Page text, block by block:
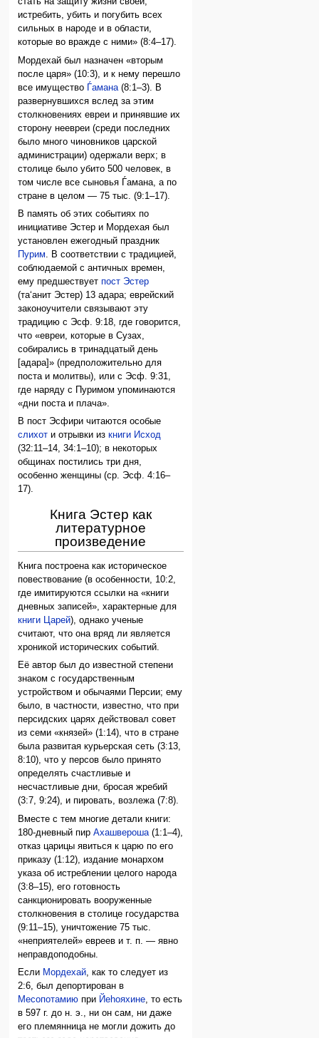
истребить, убить и погубить всех
сильных в народе и в области,
которые во вражде с ними» (8:4–17).
Мордехай был назначен «вторым
после царя» (10:3), и к нему перешло
все имущество Ѓамана (8:1–3). В
развернувшихся вслед за этим
столкновениях евреи и принявшие их
сторону неевреи (среди последних
было много чиновников царской
администрации) одержали верх; в
столице было убито 500 человек, в
том числе все сыновья Ѓамана, а по
стране в целом — 75 тыс. (9:1–17).
В память об этих событиях по
инициативе Эстер и Мордехая был
установлен ежегодный праздник
Пурим. В соответствии с традицией,
соблюдаемой с античных времен,
ему предшествуетпост Эстер
(та‘анит Эстер) 13 адара; еврейский
законоучители связывают эту
традицию с Эсф. 9:18, где говорится,
что «евреи, которые в Сузах,
собирались в тринадцатый день
[адара]» (предположительно для
поста и молитвы), или с Эсф. 9:31,
где наряду с Пуримом упоминаются
«дни поста и плача».
В пост Эсфири читаются особые
слихот и отрывки изкниги Исход
(32:11–14, 34:1–10); в некоторых
общинах постились три дня,
особенно женщины (ср. Эсф. 4:16–
17).
Книга Эстер как
литературное
произведение
Книга построена как историческое
повествование (в особенности, 10:2,
где имитируются ссылки на «книги
дневных записей», характерные для
книги Царей), однако ученые
считают, что она вряд ли является
хроникой исторических событий.
Её автор был до известной степени
знаком с государственным
устройством и обычаями Персии; ему
было, в частности, известно, что при
персидских царях действовал совет
из семи «князей» (1:14), что в стране
была развитая курьерская сеть (3:13,
8:10), что у персов было принято
определять счастливые и
несчастливые дни, бросая жребий
(3:7, 9:24), и пировать, возлежа (7:8).
Вместе с тем многие детали книги:
180-дневный пирАхашвероша (1:1–4),
отказ царицы явиться к царю по его
приказу (1:12), издание монархом
указа об истреблении целого народа
(3:8–15), его готовность
санкционировать вооруженные
столкновения в столице государства
(9:11–15), уничтожение 75 тыс.
«неприятелей» евреев и т. п. — явно
неправдоподобны.
Если Мордехай, как то следует из
2:6, был депортирован в
Месопотамию при Йеhояхине, то есть
в 597 г. до н. э., ни он сам, ни даже
его племянница не могли дожить до